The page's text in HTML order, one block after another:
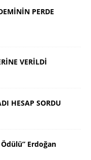
PERDE
VERİLDİ
HESAP SORDU
Erdoğan